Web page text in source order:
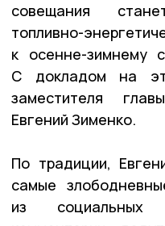
совещания
топливно-
к осенне-зимнему
С докладом на
заместителя
Евгений Зименко.
По традиции,
самые
из социальных